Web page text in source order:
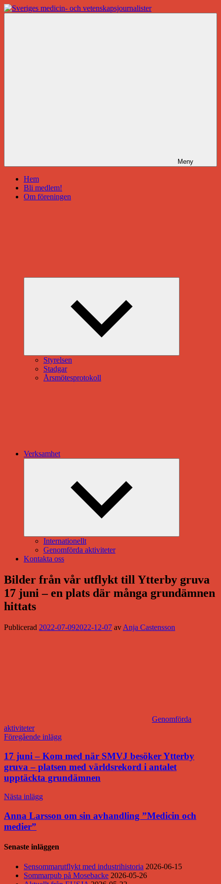
Hoppa
till
Meny
Hem
Bli medlem!
Om föreningen
Styrelsen
Stadgar
Årsmötesprotokoll
Verksamhet
Internationellt
Genomförda aktiviteter
Kontakta oss
Bilder från vår utflykt till Ytterby gruva
17 juni – en plats där många grundämnen
hittats
Publicerad 2022-07-092022-12-07 av Anja Castensson
Genomförda
aktiviteter
Inläggsnavigering
Föregående inlägg
17 juni – Kom med när SMVJ besöker Ytterby
gruva – platsen med världsrekord i antalet
upptäckta grundämnen
Nästa inlägg
Anna Larsson om sin avhandling ”Medicin och
medier”
Senaste inläggen
Sensommarutflykt med industrihistoria 2026-06-15
Sommarpub på Mosebacke 2026-05-26